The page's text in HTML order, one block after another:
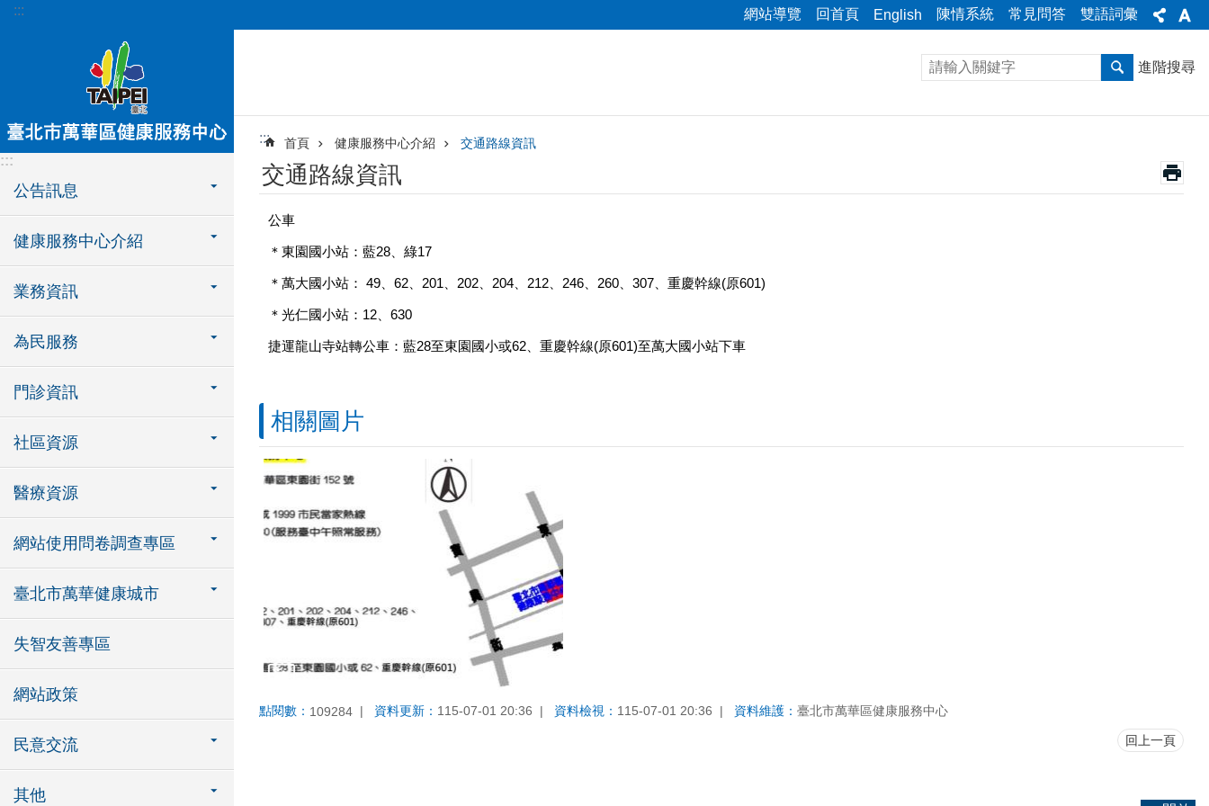
跳到主要內容區塊
::: 網站導覽 回首頁 English 陳情系統 常見問答 雙語詞彙
:::
公告訊息
健康服務中心介紹
業務資訊
為民服務
門診資訊
社區資源
醫療資源
網站使用問卷調查專區
臺北市萬華健康城市
失智友善專區
網站政策
民意交流
其他
進階搜尋
::: 首頁 健康服務中心介紹 交通路線資訊
交通路線資訊
公車
＊東園國小站：藍28、綠17
＊萬大國小站： 49、62、201、202、204、212、246、260、307、重慶幹線(原601)
＊光仁國小站：12、630
捷運龍山寺站轉公車：藍28至東園國小或62、重慶幹線(原601)至萬大國小站下車
相關圖片
點閱數： 109284 資料更新： 115-07-01 20:36 資料檢視： 115-07-01 20:36 資料維護： 臺北市萬華區健康服務中心
回上一頁